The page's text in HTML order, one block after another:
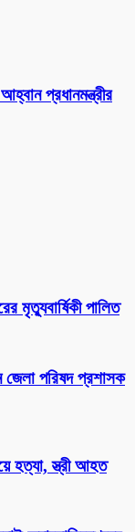
প্রধানমন্ত্রীর
মৃত্যুবার্ষিকী পালিত
পরিষদ প্রশাসক
হত্যা, স্ত্রী আহত